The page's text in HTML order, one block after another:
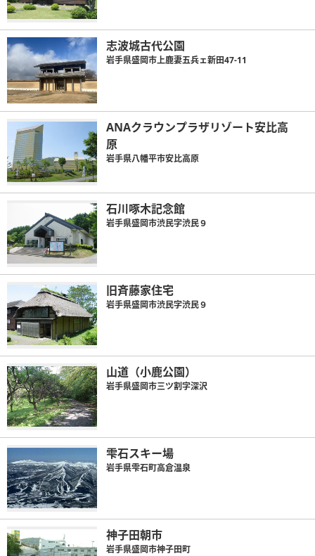
志波城古代公園
岩手県盛岡市上鹿妻五兵ェ新田47-11
ANAクラウンプラザリゾート安比高
原
岩手県八幡平市安比高原
石川啄木記念館
岩手県盛岡市渋民字渋民９
旧斉藤家住宅
岩手県盛岡市渋民字渋民９
山道（小鹿公園）
岩手県盛岡市三ツ割字深沢
雫石スキー場
岩手県雫石町高倉温泉
神子田朝市
岩手県盛岡市神子田町